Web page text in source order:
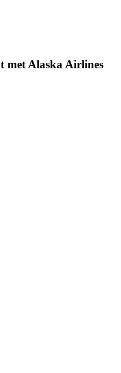
met Alaska Airlines